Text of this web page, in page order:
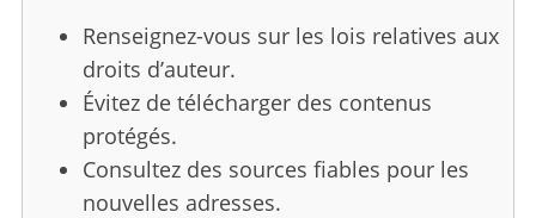
Renseignez-vous sur les lois relatives aux
droits d’auteur.
Évitez de télécharger des contenus
protégés.
Consultez des sources fiables pour les
nouvelles adresses.